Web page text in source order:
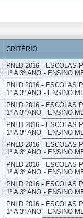
CRITÉRIO
PNLD 2016 - ESCOLAS
1º A 3º ANO - ENSINO
PNLD 2016 - ESCOLAS
1º A 3º ANO - ENSINO
PNLD 2016 - ESCOLAS
1º A 3º ANO - ENSINO
PNLD 2016 - ESCOLAS
1º A 3º ANO - ENSINO
PNLD 2016 - ESCOLAS
1º A 3º ANO - ENSINO
PNLD 2016 - ESCOLAS
1º A 3º ANO - ENSINO
PNLD 2016 - ESCOLAS
1º A 3º ANO - ENSINO
PNLD 2016 - ESCOLAS
1º A 3º ANO - ENSINO